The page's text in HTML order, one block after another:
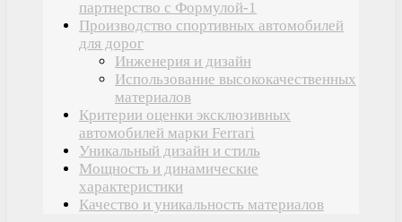
партнерство с Формулой-1
Производство спортивных автомобилей
для дорог
Инженерия и дизайн
Использование высококачественных
материалов
Критерии оценки эксклюзивных
автомобилей марки Ferrari
Уникальный дизайн и стиль
Мощность и динамические
характеристики
Качество и уникальность материалов